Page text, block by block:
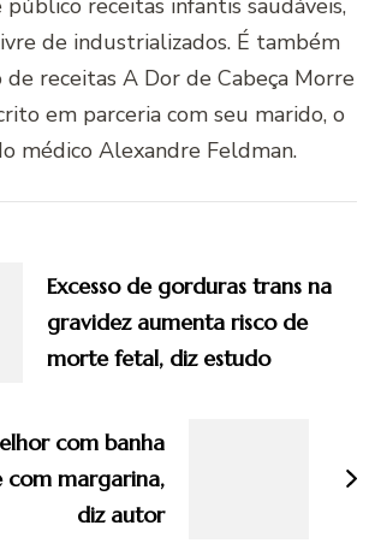
de industrializados. É também
receitas A Dor de Cabeça Morre
em parceria com seu marido, o
médico Alexandre Feldman.
Excesso de gorduras trans na
gravidez aumenta risco de
morte fetal, diz estudo
com banha
com margarina,
diz autor